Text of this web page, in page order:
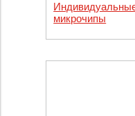
микрочипы